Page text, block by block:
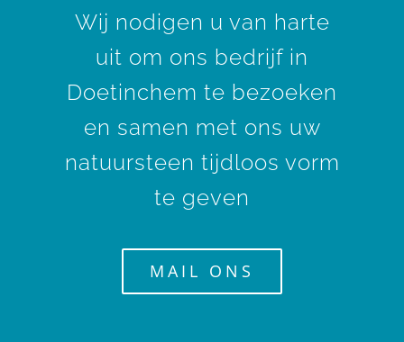
Wij nodigen u van harte
uit om ons bedrijf in
Doetinchem te bezoeken
en samen met ons uw
natuursteen tijdloos vorm
te geven
MAIL ONS